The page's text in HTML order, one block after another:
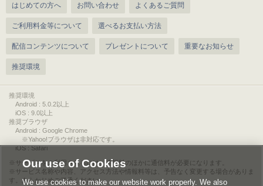
はじめての方へ お問い合わせ よくあるご質問
ご利用料金等について 選べるお支払い方法
配信コンテンツについて プレゼントについて 重要なお知らせ
推奨環境
推奨環境
Android : 5.0.2以上
iOS : 9.0以上
推奨ブラウザ
Android : Google Chrome
※Yahoo!ブラウザは非対応です。
iOS : Safari
サービスをご利用されるには、情報料のほかに通信料が必要になります。
サービス名称や内容、アクセス方法や情報料等は、予告なく変更する場合がありま
す。あらかじめご了承ください。
Our use of Cookies
We use cookies to make our website work properly. We also